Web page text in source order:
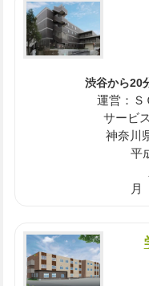
渋谷から20
運営：Ｓ
サービ
神奈川
平
月